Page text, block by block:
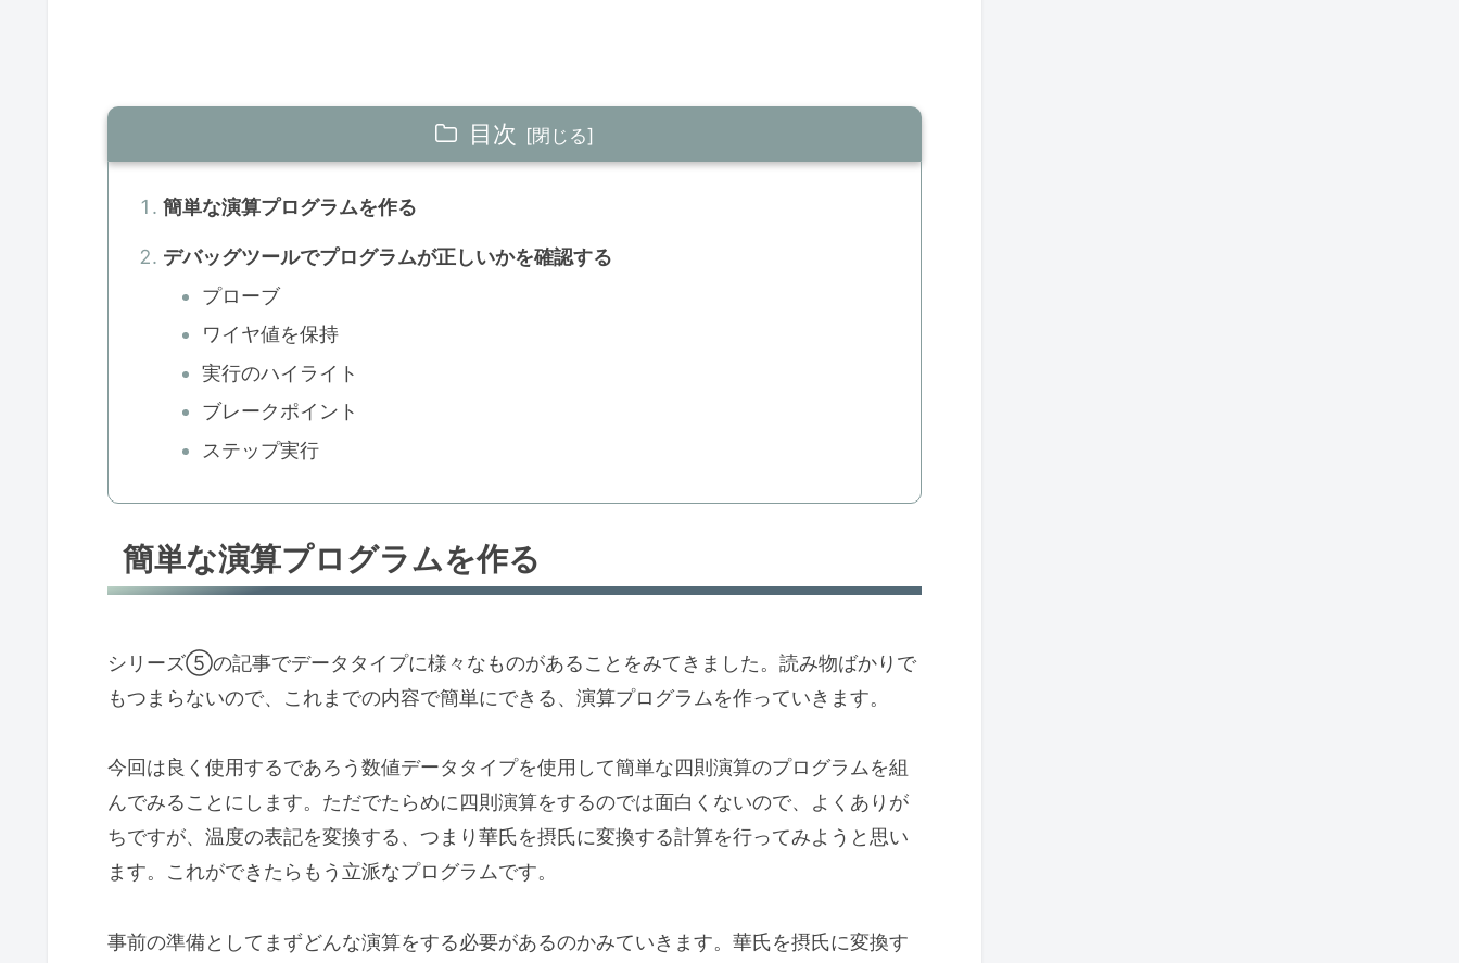
目次
簡単な演算プログラムを作る
デバッグツールでプログラムが正しいかを確認する
プローブ
ワイヤ値を保持
実行のハイライト
ブレークポイント
ステップ実行
簡単な演算プログラムを作る
シリーズ⑤の記事でデータタイプに様々なものがあることをみてきました。読み物ばかりで
もつまらないので、これまでの内容で簡単にできる、演算プログラムを作っていきます。
今回は良く使用するであろう数値データタイプを使用して簡単な四則演算のプログラムを組
んでみることにします。ただでたらめに四則演算をするのでは面白くないので、よくありが
ちですが、温度の表記を変換する、つまり華氏を摂氏に変換する計算を行ってみようと思い
ます。これができたらもう立派なプログラムです。
事前の準備としてまずどんな演算をする必要があるのかみていきます。華氏を摂氏に変換す